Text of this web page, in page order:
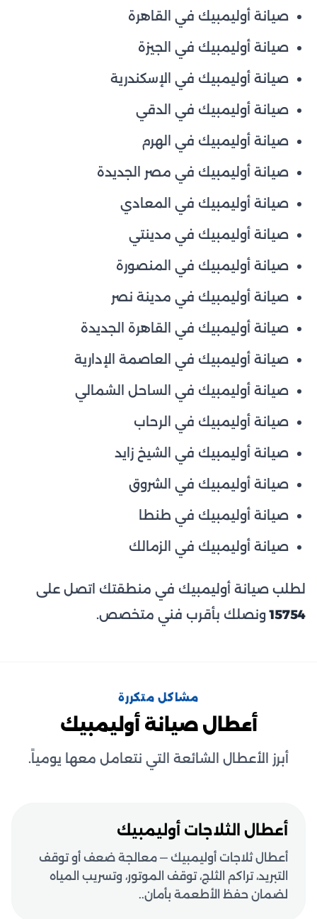
صيانة أوليمبيك في القاهرة
صيانة أوليمبيك في الجيزة
صيانة أوليمبيك في الإسكندرية
صيانة أوليمبيك في الدقي
صيانة أوليمبيك في الهرم
صيانة أوليمبيك في مصر الجديدة
صيانة أوليمبيك في المعادي
صيانة أوليمبيك في مدينتي
صيانة أوليمبيك في المنصورة
صيانة أوليمبيك في مدينة نصر
صيانة أوليمبيك في القاهرة الجديدة
صيانة أوليمبيك في العاصمة الإدارية
صيانة أوليمبيك في الساحل الشمالي
صيانة أوليمبيك في الرحاب
صيانة أوليمبيك في الشيخ زايد
صيانة أوليمبيك في الشروق
صيانة أوليمبيك في طنطا
صيانة أوليمبيك في الزمالك
لطلب صيانة أوليمبيك في منطقتك اتصل على
15754ونصلك بأقرب فني متخصص.
مشاكل متكررة
أعطال صيانة أوليمبيك
أبرز الأعطال الشائعة التي نتعامل معها يومياً.
أعطال الثلاجات أوليمبيك
أعطال ثلاجات أوليمبيك — معالجة ضعف أو توقف
التبريد، تراكم الثلج، توقف الموتور، وتسريب المياه
لضمان حفظ الأطعمة بأمان..